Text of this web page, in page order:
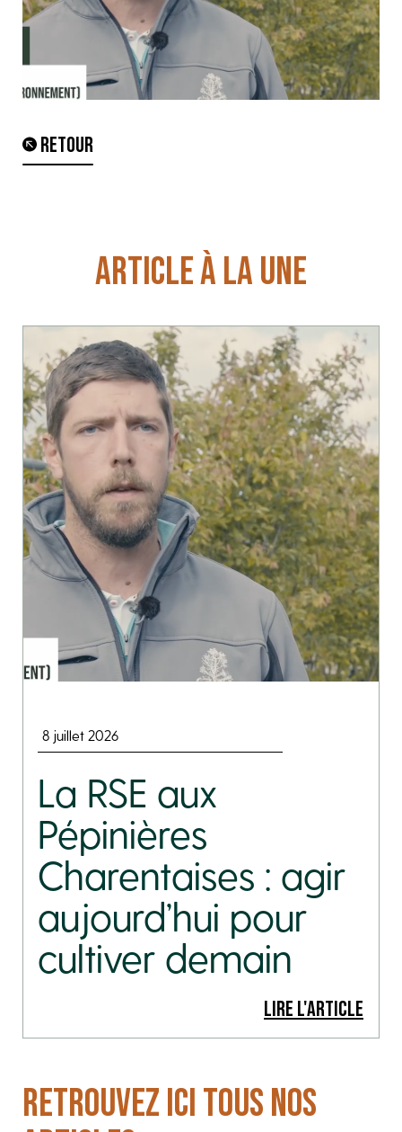
RETOUR
ARTICLE À LA UNE
8 juillet 2026
La RSE aux
Pépinières
Charentaises : agir
aujourd’hui pour
cultiver demain
LIRE L'ARTICLE
RETROUVEZ ICI TOUS NOS